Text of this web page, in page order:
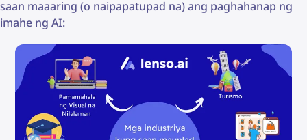
saan maaaring (o naipapatupad na) ang paghahanap ng
imahe ng AI: